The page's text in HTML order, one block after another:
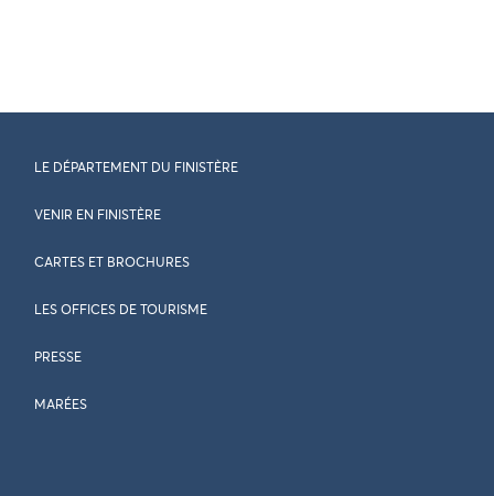
LE DÉPARTEMENT DU FINISTÈRE
VENIR EN FINISTÈRE
CARTES ET BROCHURES
LES OFFICES DE TOURISME
PRESSE
MARÉES